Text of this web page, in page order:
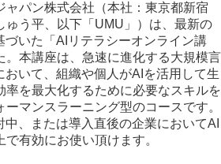
パン株式会社（本社：東京都新宿
ゅう平、以下「UMU」）は、最新の
づいた「AIリテラシーオンライン講
。本講座は、急速に進化する大規模言
いて、組織や個人がAIを活用して生
率を最大化するために必要なスキルを
マンスラーニング型のコースです。
、または導入直後の企業においてAI
有効にお使い頂けます。